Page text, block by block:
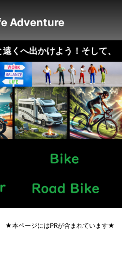
Adventure
よう！そして、もっと楽し
★本ページにはPRが含まれています★